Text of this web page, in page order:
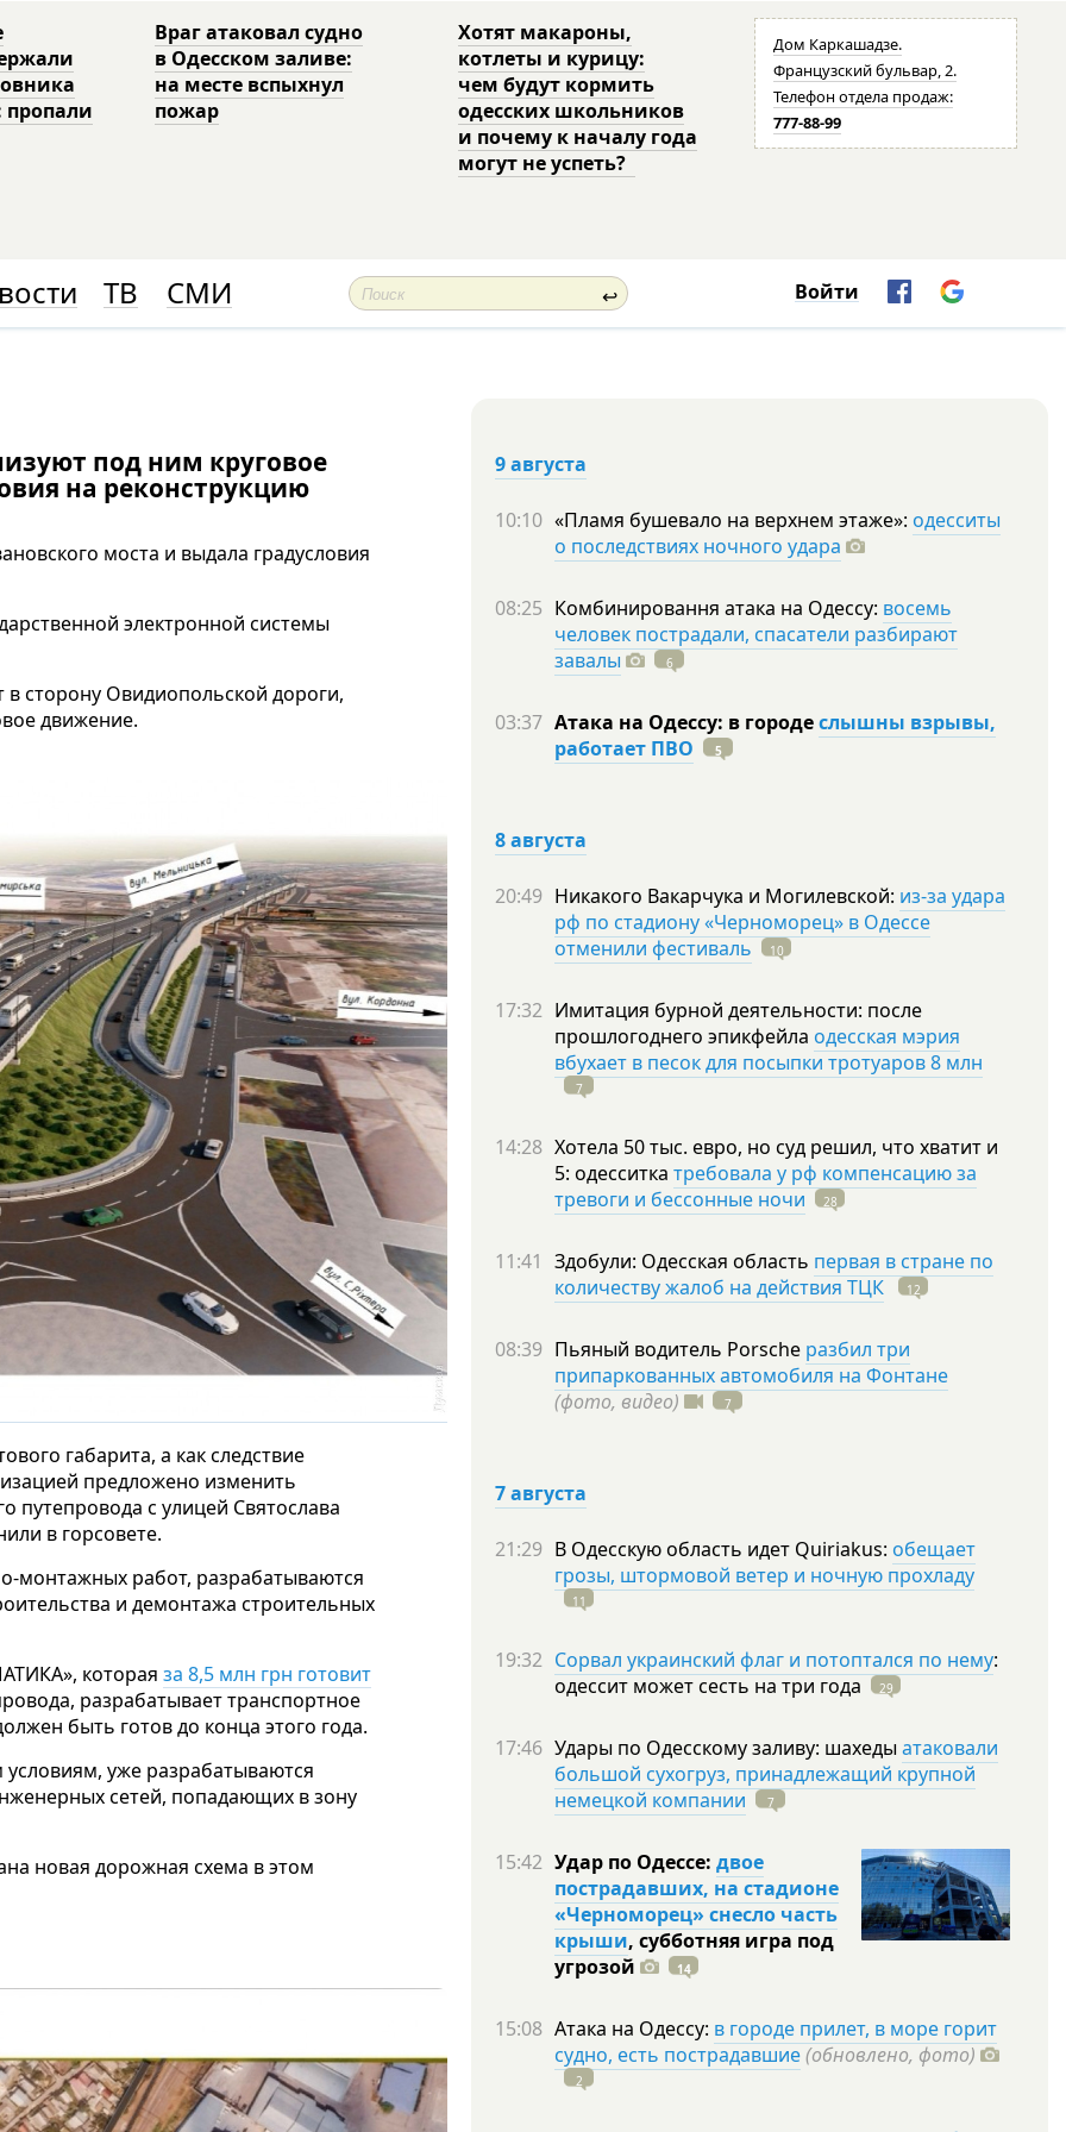
пропали
Враг атаковал судно
в Одесском заливе:
на месте вспыхнул
пожар
Хотят макароны,
котлеты и курицу:
чем будут кормить
одесских школьников
и почему к началу года
могут не успеть?
Дом Каркашадзе.
Французский бульвар, 2.
Телефон отдела продаж:
777-88-99
ТВ СМИ ↩ Войти
под ним круговое
на реконструкцию
моста и выдала градусловия
электронной системы
сторону Овидиопольской дороги,
движение.
габарита, а как следствие
предложено изменить
путепровода с улицей Святослава
в горсовете.
монтажных работ, разрабатываются
и демонтажа строительных
которая за 8,5 млн грн готовит
разрабатывает транспортное
быть готов до конца этого года.
уже разрабатываются
сетей, попадающих в зону
новая дорожная схема в этом
9 августа
10:10 «Пламя бушевало на верхнем этаже»: одесситы
о последствиях ночного удара
08:25 Комбинировання атака на Одессу: восемь
человек пострадали, спасатели разбирают
завалы
6
03:37 Атака на Одессу: в городеслышны взрывы,
работает ПВО
5
8 августа
20:49 Никакого Вакарчука и Могилевской: из-за удара
рф по стадиону «Черноморец» в Одессе
отменили фестиваль
10
17:32 Имитация бурной деятельности: после
прошлогоднего эпикфейла одесская мэрия
вбухает в песок для посыпки тротуаров 8 млн
7
14:28 Хотела 50 тыс. евро, но суд решил, что хватит и
5: одесситка требовала у рф компенсацию за
тревоги и бессонные ночи
28
11:41 Здобули: Одесская область первая в стране по
количеству жалоб на действия ТЦК
12
08:39 Пьяный водитель Porsche разбил три
припаркованных автомобиля на Фонтане
(фото, видео)
7
7 августа
21:29 В Одесскую область идет Quiriakus: обещает
грозы, штормовой ветер и ночную прохладу
11
19:32 Сорвал украинский флаг и потоптался по нему:
одессит может сесть на три года 29
17:46 Удары по Одесскому заливу: шахеды атаковали
большой сухогруз, принадлежащий крупной
немецкой компании
7
15:42 Удар по Одессе: двое
пострадавших, на стадионе
«Черноморец» снесло часть
крыши, субботняя игра под
угрозой
14
15:08 Атака на Одессу: в городе прилет, в море горит
судно, есть пострадавшие(обновлено, фото)
2